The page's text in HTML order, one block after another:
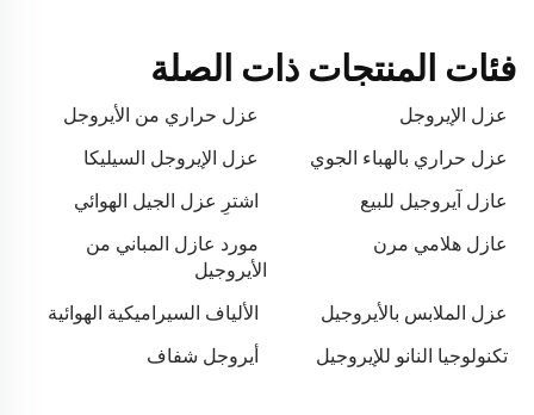
فئات المنتجات ذات الصلة
عزل الإيروجل
عزل حراري من الأيروجل
عزل حراري بالهباء الجوي
عزل الإيروجل السيليكا
عازل آيروجيل للبيع
اشترِ عزل الجيل الهوائي
عازل هلامي مرن
مورد عازل المباني من
الأيروجيل
عزل الملابس بالأيروجيل
الألياف السيراميكية الهوائية
تكنولوجيا النانو للإيروجيل
أيروجل شفاف